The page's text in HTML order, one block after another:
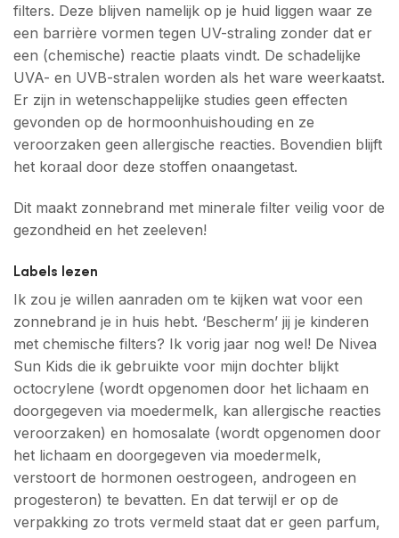
filters. Deze blijven namelijk op je huid liggen waar ze
een barrière vormen tegen UV-straling zonder dat er
een (chemische) reactie plaats vindt. De schadelijke
UVA- en UVB-stralen worden als het ware weerkaatst.
Er zijn in wetenschappelijke studies geen effecten
gevonden op de hormoonhuishouding en ze
veroorzaken geen allergische reacties. Bovendien blijft
het koraal door deze stoffen onaangetast.
Dit maakt zonnebrand met minerale filter veilig voor de
gezondheid en het zeeleven!
Labels lezen
Ik zou je willen aanraden om te kijken wat voor een
zonnebrand je in huis hebt. ‘Bescherm’ jij je kinderen
met chemische filters? Ik vorig jaar nog wel! De Nivea
Sun Kids die ik gebruikte voor mijn dochter blijkt
octocrylene (wordt opgenomen door het lichaam en
doorgegeven via moedermelk, kan allergische reacties
veroorzaken) en homosalate (wordt opgenomen door
het lichaam en doorgegeven via moedermelk,
verstoort de hormonen oestrogeen, androgeen en
progesteron) te bevatten. En dat terwijl er op de
verpakking zo trots vermeld staat dat er geen parfum,